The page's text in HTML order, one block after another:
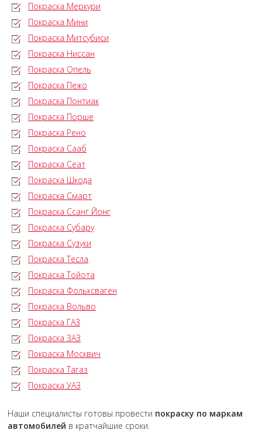
Покраска Меркури
Покраска Мини
Покраска Митсубиси
Покраска Ниссан
Покраска Опель
Покраска Пежо
Покраска Понтиак
Покраска Порше
Покраска Рено
Покраска Сааб
Покраска Сеат
Покраска Шкода
Покраска Смарт
Покраска Ссанг Йонг
Покраска Субару
Покраска Сузуки
Покраска Тесла
Покраска Тойота
Покраска Фольксваген
Покраска Вольво
Покраска ГАЗ
Покраска ЗАЗ
Покраска Москвич
Покраска Тагаз
Покраска УАЗ
Наши специалисты готовы провести покраску по маркам
автомобилей в кратчайшие сроки.